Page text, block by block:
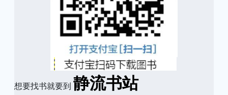
想要找书就要到 静流书站